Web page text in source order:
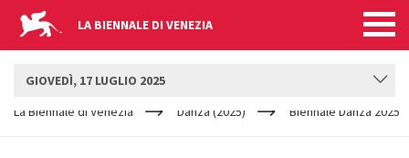
LA BIENNALE DI VENEZIA
ARE
La Biennale di Venezia Danza (2025) Biennale Danza 2025
GIOVEDÌ, 17 LUGLIO 2025